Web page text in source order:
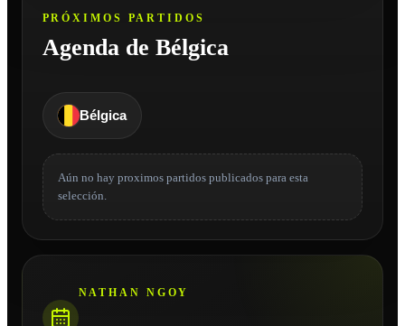
PRÓXIMOS PARTIDOS
Agenda de Bélgica
Bélgica
Aún no hay proximos partidos publicados para esta
selección.
NATHAN NGOY